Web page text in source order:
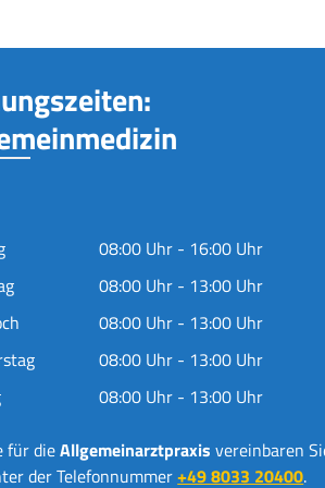
08:00 Uhr - 16:00 Uhr
08:00 Uhr - 13:00 Uhr
08:00 Uhr - 13:00 Uhr
08:00 Uhr - 13:00 Uhr
08:00 Uhr - 13:00 Uhr
für dieAllgemeinarztpraxis vereinbaren
der Telefonnummer+49 8033 20400.